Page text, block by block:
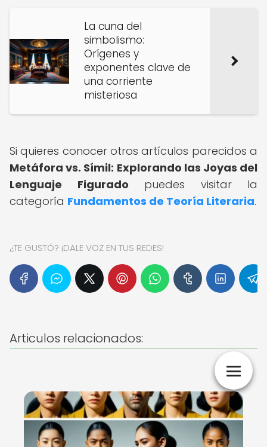
La cuna del
simbolismo:
Orígenes y
exponentes clave de
una corriente
misteriosa
Si quieres conocer otros artículos parecidos a
Metáfora vs. Símil: Explorando las Joyas del
Lenguaje Figurado puedes visitar la
categoría Fundamentos de Teoría Literaria.
¿TE GUSTÓ? ¡DALE VOZ EN TUS REDES!
Articulos relacionados: